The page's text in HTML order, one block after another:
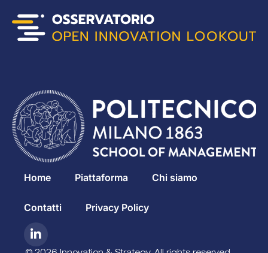
Home Piattaforma Chi siamo
Contatti Privacy Policy